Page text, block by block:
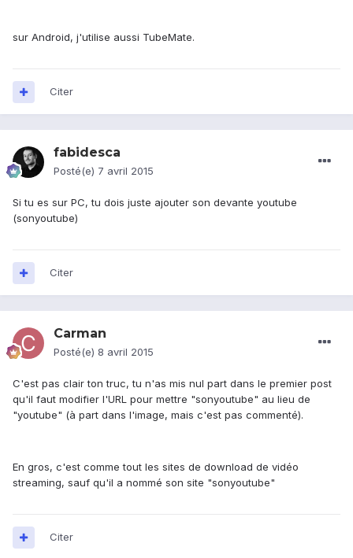
sur Android, j'utilise aussi TubeMate.
Citer
fabidesca
Posté(e) 7 avril 2015
Si tu es sur PC, tu dois juste ajouter son devante youtube
(sonyoutube)
Citer
Carman
Posté(e) 8 avril 2015
C'est pas clair ton truc, tu n'as mis nul part dans le premier post
qu'il faut modifier l'URL pour mettre "sonyoutube" au lieu de
"youtube" (à part dans l'image, mais c'est pas commenté).
En gros, c'est comme tout les sites de download de vidéo
streaming, sauf qu'il a nommé son site "sonyoutube"
Citer